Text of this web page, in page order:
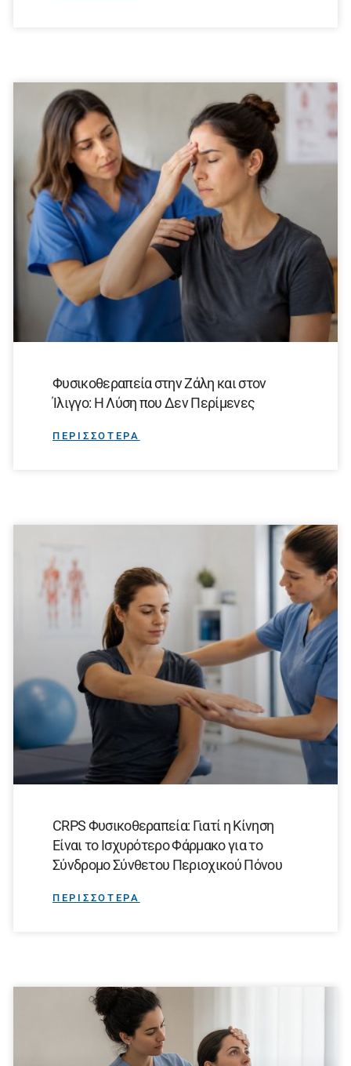
Φυσικοθεραπεία στην Ζάλη και στον
Ίλιγγο: Η Λύση που Δεν Περίμενες
ΠΕΡΙΣΣΟΤΕΡΑ
CRPS Φυσικοθεραπεία: Γιατί η Κίνηση
Είναι το Ισχυρότερο Φάρμακο για το
Σύνδρομο Σύνθετου Περιοχικού Πόνου
ΠΕΡΙΣΣΟΤΕΡΑ